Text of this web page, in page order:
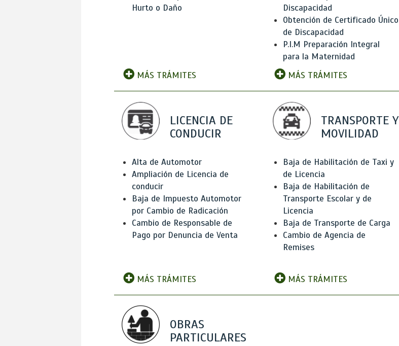
Hurto o Daño
MÁS TRÁMITES
Discapacidad
Obtención de Certificado Único
de Discapacidad
P.I.M Preparación Integral
para la Maternidad
MÁS TRÁMITES
LICENCIA DE
CONDUCIR
Alta de Automotor
Ampliación de Licencia de
conducir
Baja de Impuesto Automotor
por Cambio de Radicación
Cambio de Responsable de
Pago por Denuncia de Venta
MÁS TRÁMITES
TRANSPORTE Y
MOVILIDAD
Baja de Habilitación de Taxi y
de Licencia
Baja de Habilitación de
Transporte Escolar y de
Licencia
Baja de Transporte de Carga
Cambio de Agencia de
Remises
MÁS TRÁMITES
OBRAS
PARTICULARES